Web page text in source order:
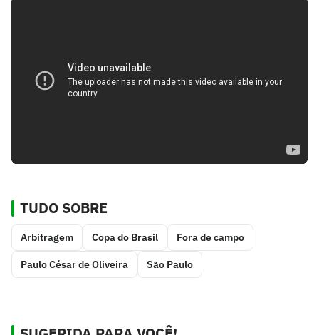
TUDO SOBRE
Arbitragem Copa do Brasil Fora de campo
Paulo César de Oliveira São Paulo